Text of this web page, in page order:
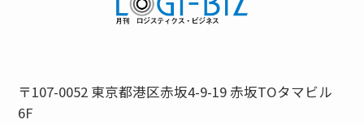
〒107-0052 東京都港区赤坂4-9-19 赤坂TOタマビル
6F